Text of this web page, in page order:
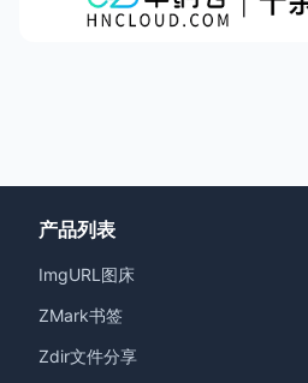
产品列表
ImgURL图床
ZMark书签
Zdir文件分享